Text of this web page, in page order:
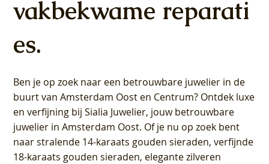
vakbekwame reparati
es.
Ben je op zoek naar een betrouwbare juwelier in de
buurt van Amsterdam Oost en Centrum? Ontdek luxe
en verfijning bij Sialia Juwelier, jouw betrouwbare
juwelier in Amsterdam Oost. Of je nu op zoek bent
naar stralende 14-karaats gouden sieraden, verfijnde
18-karaats gouden sieraden, elegante zilveren